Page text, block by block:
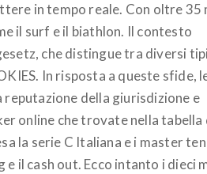
in tempo reale. Con oltre 35
il surf e il biathlon. Il contesto
che distingue tra diversi
In risposta a queste sfide,
della giurisdizione e
online che trovate nella tabella
la serie C Italiana e i master
il cash out. Ecco intanto i dieci